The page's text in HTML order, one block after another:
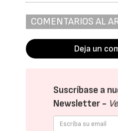
COMENTARIOS AL
Deja un
Suscríbase a
Newsletter -